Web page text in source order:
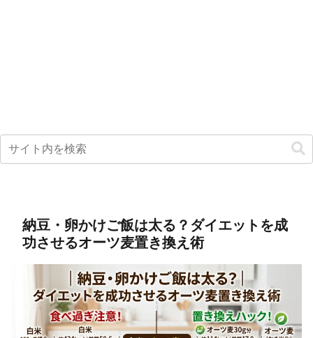
納豆・卵かけご飯は太る？ダイエットを成
功させるオーツ麦置き換え術